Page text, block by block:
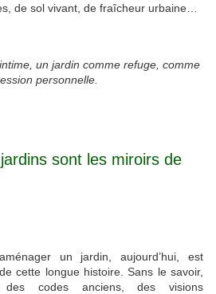
de sol vivant, de fraîcheur urbaine…
un jardin comme refuge, comme
personnelle.
sont les miroirs de
un jardin, aujourd’hui, est
cette longue histoire. Sans le savoir,
des codes anciens, des visions